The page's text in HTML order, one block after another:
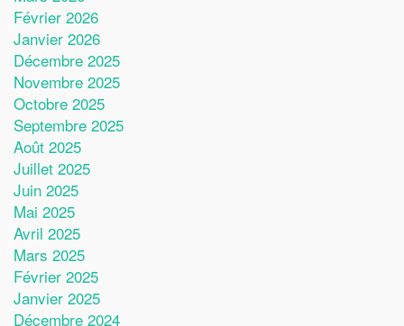
Février 2026
Janvier 2026
Décembre 2025
Novembre 2025
Octobre 2025
Septembre 2025
Août 2025
Juillet 2025
Juin 2025
Mai 2025
Avril 2025
Mars 2025
Février 2025
Janvier 2025
Décembre 2024